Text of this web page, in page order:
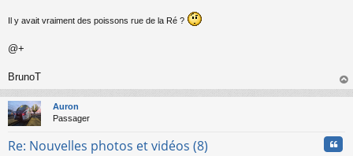
Il y avait vraiment des poissons rue de la Ré ?
@+
BrunoT
au
Auron
Passager
Re: Nouvelles photos et vidéos (8)